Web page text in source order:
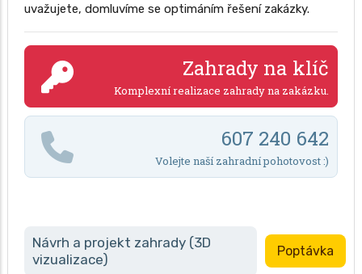
uvažujete, domluvíme se optimáním řešení zakázky.
Zahrady na klíč
Komplexní realizace zahrady na zakázku.
607 240 642
Volejte naší zahradní pohotovost :)
Návrh a projekt zahrady (3D
vizualizace)
Poptávka